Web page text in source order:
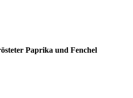
Paprika und Fenchel